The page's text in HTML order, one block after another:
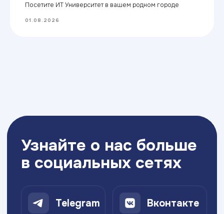
Посетите ИТ Университет в вашем родном городе
01.08.2026